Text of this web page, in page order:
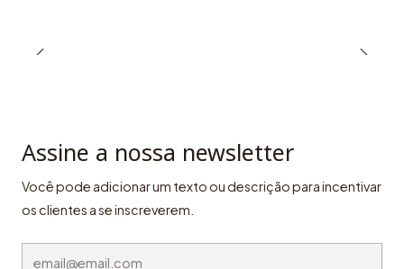
Assine a nossa newsletter
Você pode adicionar um texto ou descrição para incentivar
os clientes a se inscreverem.